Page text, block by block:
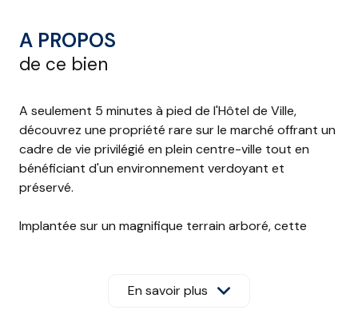
A PROPOS
de ce bien
A seulement 5 minutes à pied de l'Hôtel de Ville,
découvrez une propriété rare sur le marché offrant un
cadre de vie privilégié en plein centre-ville tout en
bénéficiant d'un environnement verdoyant et
préservé.
Implantée sur un magnifique terrain arboré, cette
espaces de détente et intimité remarquables, autant
d'atouts devenus particulièrement recherchés dans
En savoir plus